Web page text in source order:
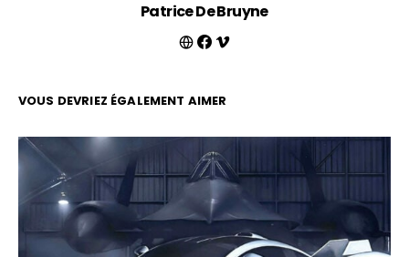
Patrice De Bruyne
VOUS DEVRIEZ ÉGALEMENT AIMER